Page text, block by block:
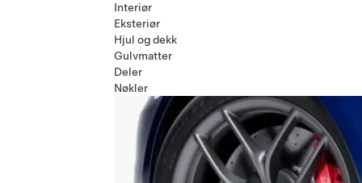
Interiør
Eksteriør
Hjul og dekk
Gulvmatter
Deler
Nøkler